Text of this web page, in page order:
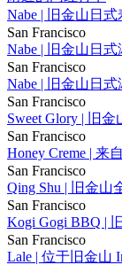
Nabe | 旧金山日
San Francisco
Nabe | 旧金山日
San Francisco
Nabe | 旧金山日
San Francisco
Sweet Glory | 旧
San Francisco
Honey Creme | 来
San Francisco
Qing Shu | 旧金
San Francisco
Kogi Gogi BBQ |
San Francisco
Lale | 位于旧金山